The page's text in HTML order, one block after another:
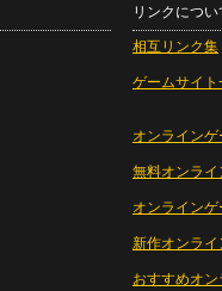
リンクについ
相互リンク集
ゲームサイト
オンラインゲ
無料オンライ
オンライン
新作オンライ
おすすめオ